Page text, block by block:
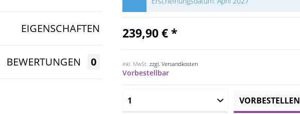
239,90 € *
inkl. MwSt. zzgl. Versandkosten
Vorbestellbar
VORBESTELLEN
EIGENSCHAFTEN
BEWERTUNGEN 0